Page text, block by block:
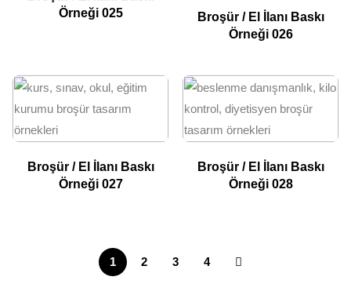
Örneği 025
Broşür / El İlanı Baskı
Örneği 026
Broşür / El İlanı Baskı
Örneği 027
Broşür / El İlanı Baskı
Örneği 028
1 2 3 4